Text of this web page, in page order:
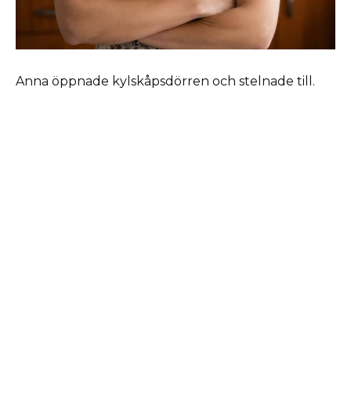
Anna öppnade kylskåpsdörren och stelnade till.